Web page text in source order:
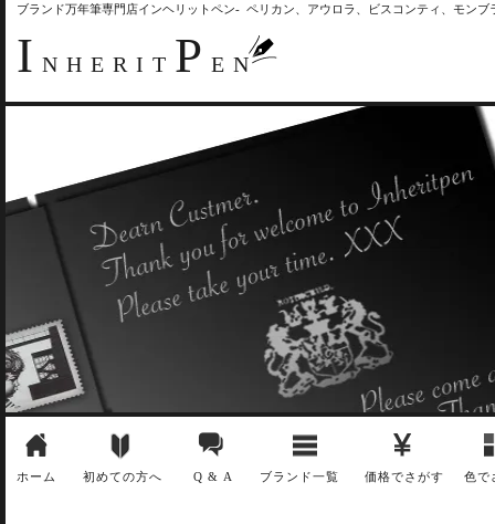
ブランド万年筆専門店インヘリットペン- ペリカン、アウロラ、ビスコンティ、モン
I NHERIT P EN
ホーム 初めての方へ Q & A ブランド一覧 価格でさがす 色で